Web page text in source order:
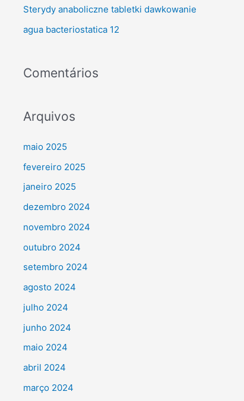
:Sterydy anaboliczne tabletki dawkowanie
agua bacteriostatica 12
Comentários
Arquivos
maio 2025
fevereiro 2025
janeiro 2025
dezembro 2024
novembro 2024
outubro 2024
setembro 2024
agosto 2024
julho 2024
junho 2024
maio 2024
abril 2024
março 2024